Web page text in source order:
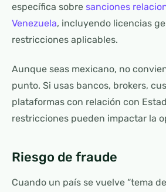
específica sobre sanciones
Venezuela, incluyendo licencias
restricciones aplicables.
Aunque seas mexicano, no
punto. Si usas bancos, brokers,
plataformas con relación con
restricciones pueden impactar la
Riesgo de fraude
Cuando un país se vuelve “tema